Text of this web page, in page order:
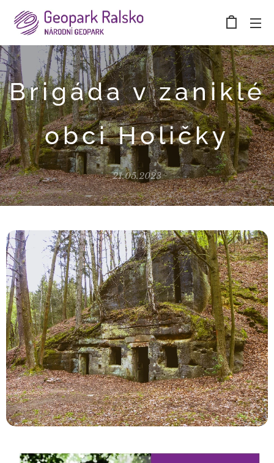
Brigáda v zaniklé
obci Holičky
21.05.2023